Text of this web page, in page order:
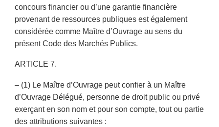
concours financier ou d’une garantie financière
provenant de ressources publiques est également
considérée comme Maître d’Ouvrage au sens du
présent Code des Marchés Publics.
ARTICLE 7.
– (1) Le Maître d’Ouvrage peut confier à un Maître
d’Ouvrage Délégué, personne de droit public ou privé
exerçant en son nom et pour son compte, tout ou partie
des attributions suivantes :